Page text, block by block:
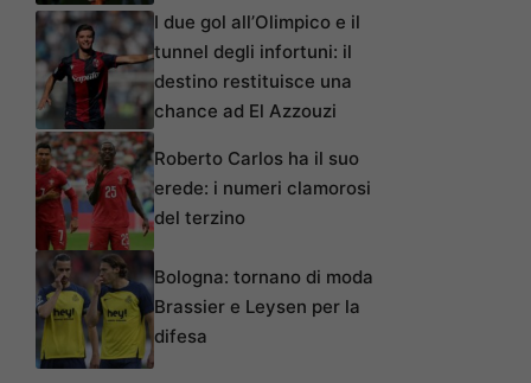
I due gol all’Olimpico e il
tunnel degli infortuni: il
destino restituisce una
chance ad El Azzouzi
Roberto Carlos ha il suo
erede: i numeri clamorosi
del terzino
Bologna: tornano di moda
Brassier e Leysen per la
difesa